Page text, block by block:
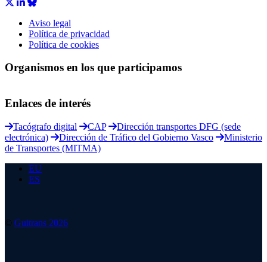
Aviso legal
Política de privacidad
Política de cookies
Organismos en los que participamos
Enlaces de interés
Tacógrafo digital CAP
Dirección transportes DFG (sede
electrónica)
Dirección de Tráfico del Gobierno Vasco
Ministerio
de Transportes (MITMA)
EU
ES
© Guitrans 2026